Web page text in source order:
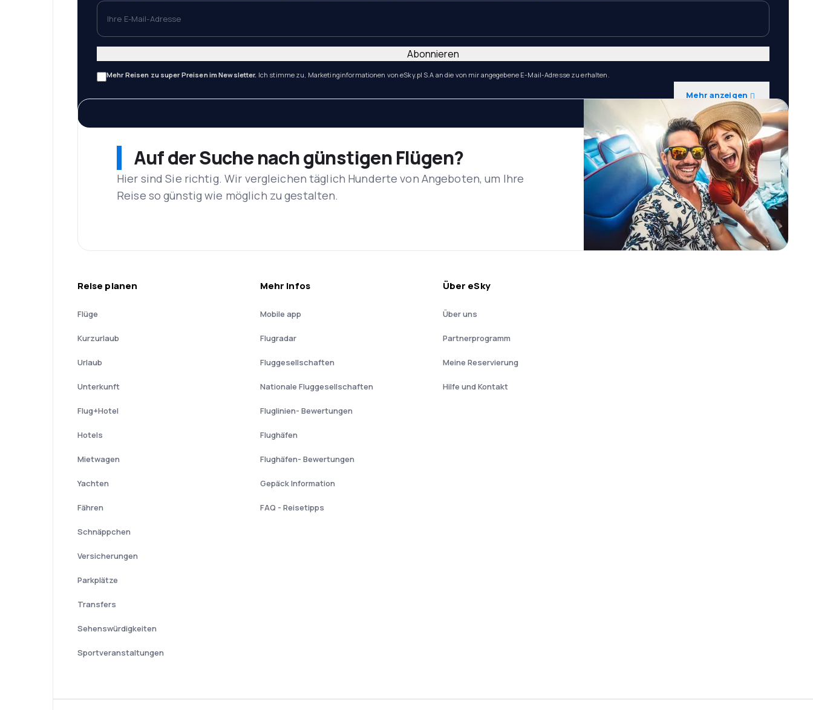
Ihre E-Mail-Adresse
Mehr Reisen zu super Preisen im Newsletter. Ich stimme zu, Marketinginformationen von eSky.pl S.A an die von mir angegebene E-Mail-Adresse zu erhalten.
Mehr anzeigen
Abonnieren
Auf der Suche nach günstigen Flügen?
Hier sind Sie richtig. Wir vergleichen täglich Hunderte von Angeboten, um Ihre
Reise so günstig wie möglich zu gestalten.
Reise planen
Flüge
Kurzurlaub
Urlaub
Unterkunft
Flug+Hotel
Hotels
Mietwagen
Yachten
Fähren
Schnäppchen
Versicherungen
Parkplätze
Transfers
Sehenswürdigkeiten
Sportveranstaltungen
Mehr Infos
Mobile app
Flugradar
Fluggesellschaften
Nationale Fluggesellschaften
Fluglinien- Bewertungen
Flughäfen
Flughäfen- Bewertungen
Gepäck Information
FAQ - Reisetipps
Über eSky
Über uns
Partnerprogramm
Meine Reservierung
Hilfe und Kontakt